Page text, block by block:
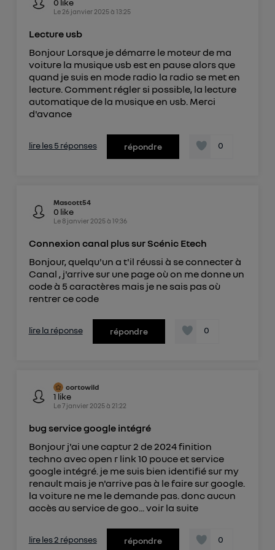
Le 26 janvier 2025à 13:25
Lecture usb
Bonjour Lorsque je démarre le moteur de ma
voiture la musique usb est en pause alors que
quand je suis en mode radio la radio se met en
lecture. Comment régler si possible, la lecture
automatique de la musique en usb. Merci
d'avance
lire les 5 réponses répondre 0
Mascott54
0 like
Le 8 janvier 2025à 19:36
Connexion canal plus sur Scénic Etech
Bonjour, quelqu'un a t'il réussi à se connecter à
Canal , j'arrive sur une page où on me donne un
code à 5 caractères mais je ne sais pas où
rentrer ce code
lire la réponse répondre 0
cortowild
1 like
Le7 janvier 2025à 21:22
bug service google intégré
Bonjour j'ai une captur 2 de 2024 finition
techno avec open r link 10 pouce et service
google intégré. je me suis bien identifié sur my
renault mais je n'arrive pas à le faire sur google.
la voiture ne me le demande pas. donc aucun
accès au service de goo...voir la suite
lire les 2 réponses répondre 0